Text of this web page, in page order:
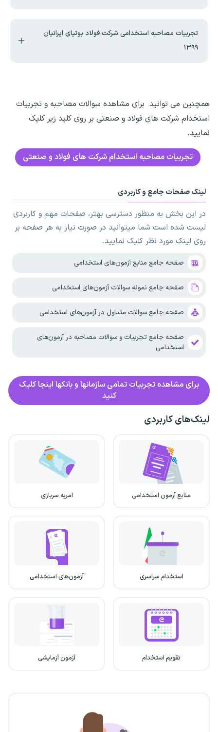
تجربیات مصاحبه استخدامی شرکت فولاد بوتیای ایرانیان
۱۳۹۹
همچنین می توانید برای مشاهده سوالات مصاحبه و تجربیات
استخدام شرکت های فولاد و صنعتی بر روی کلید زیر کلیک
نمایید.
تجربیات مصاحبه استخدام شرکت های فولاد و صنعتی
لینک صفحات جامع و کاربردی
در این بخش به منظور دسترسی بهتر، صفحات مهم و کاربردی
لیست شده است شما میتوانید در صورت نیاز به هر صفحه بر
روی لینک مورد نظر کلیک نمایید.
صفحه جامع منابع آزمون‌های استخدامی
صفحه جامع نمونه سوالات آزمون‌های استخدامی
صفحه جامع سوالات متداول در آزمون‌های استخدامی
صفحه جامع تجربیات و سوالات مصاحبه در آزمون‌های
استخدامی
برای مشاهده تجربیات تمامی سازمانها و بانکها اینجا کلیک
کنید
لینک‌های کاربردی
منابع آزمون استخدامی امریه سربازی
استخدام سراسری آزمون‌های استخدامی
تقویم استخدام آزمون آزمایشی